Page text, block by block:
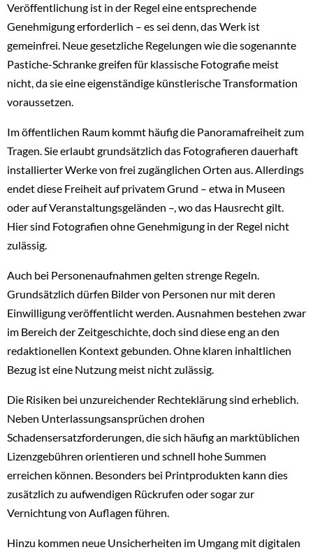
Veröffentlichung ist in der Regel eine entsprechende
Genehmigung erforderlich – es sei denn, das Werk ist
gemeinfrei. Neue gesetzliche Regelungen wie die sogenannte
Pastiche-Schranke greifen für klassische Fotografie meist
nicht, da sie eine eigenständige künstlerische Transformation
voraussetzen.
Im öffentlichen Raum kommt häufig die Panoramafreiheit zum
Tragen. Sie erlaubt grundsätzlich das Fotografieren dauerhaft
installierter Werke von frei zugänglichen Orten aus. Allerdings
endet diese Freiheit auf privatem Grund – etwa in Museen
oder auf Veranstaltungsgeländen –, wo das Hausrecht gilt.
Hier sind Fotografien ohne Genehmigung in der Regel nicht
zulässig.
Auch bei Personenaufnahmen gelten strenge Regeln.
Grundsätzlich dürfen Bilder von Personen nur mit deren
Einwilligung veröffentlicht werden. Ausnahmen bestehen zwar
im Bereich der Zeitgeschichte, doch sind diese eng an den
redaktionellen Kontext gebunden. Ohne klaren inhaltlichen
Bezug ist eine Nutzung meist nicht zulässig.
Die Risiken bei unzureichender Rechteklärung sind erheblich.
Neben Unterlassungsansprüchen drohen
Schadensersatzforderungen, die sich häufig an marktüblichen
Lizenzgebühren orientieren und schnell hohe Summen
erreichen können. Besonders bei Printprodukten kann dies
zusätzlich zu aufwendigen Rückrufen oder sogar zur
Vernichtung von Auflagen führen.
Hinzu kommen neue Unsicherheiten im Umgang mit digitalen